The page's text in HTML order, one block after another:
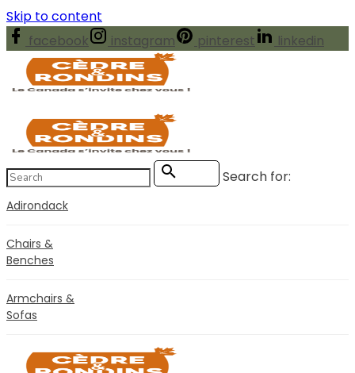
Skip to content
facebook
instagram pinterest linkedin
Search for:
Adirondack
Chairs &
Benches
Armchairs &
Sofas